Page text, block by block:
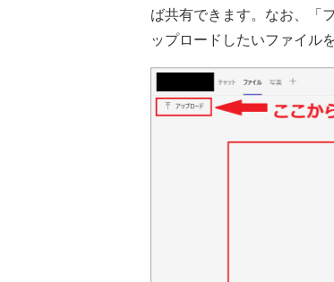
ば共有できます。なお、「
ップロードしたいファイル